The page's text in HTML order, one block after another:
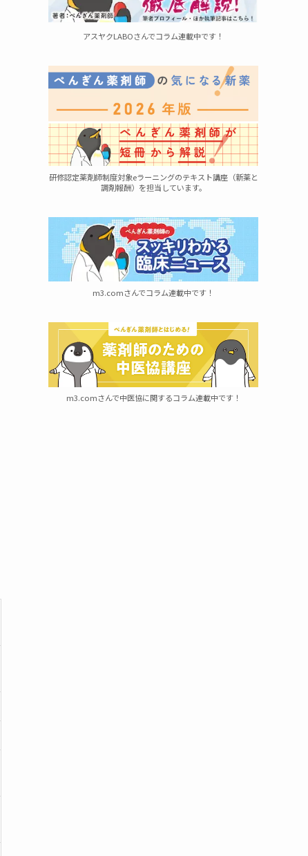
アスヤクLABOさんでコラム連載中です！
研修認定薬剤師制度対象eラーニングのテキスト講座（新薬と
調剤報酬）を担当しています。
m3.comさんでコラム連載中です！
m3.comさんで中医協に関するコラム連載中です！